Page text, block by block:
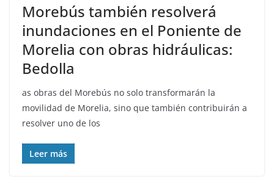
Morebús también resolverá
inundaciones en el Poniente de
Morelia con obras hidráulicas:
Bedolla
as obras del Morebús no solo transformarán la
movilidad de Morelia, sino que también contribuirán a
resolver uno de los
Leer más